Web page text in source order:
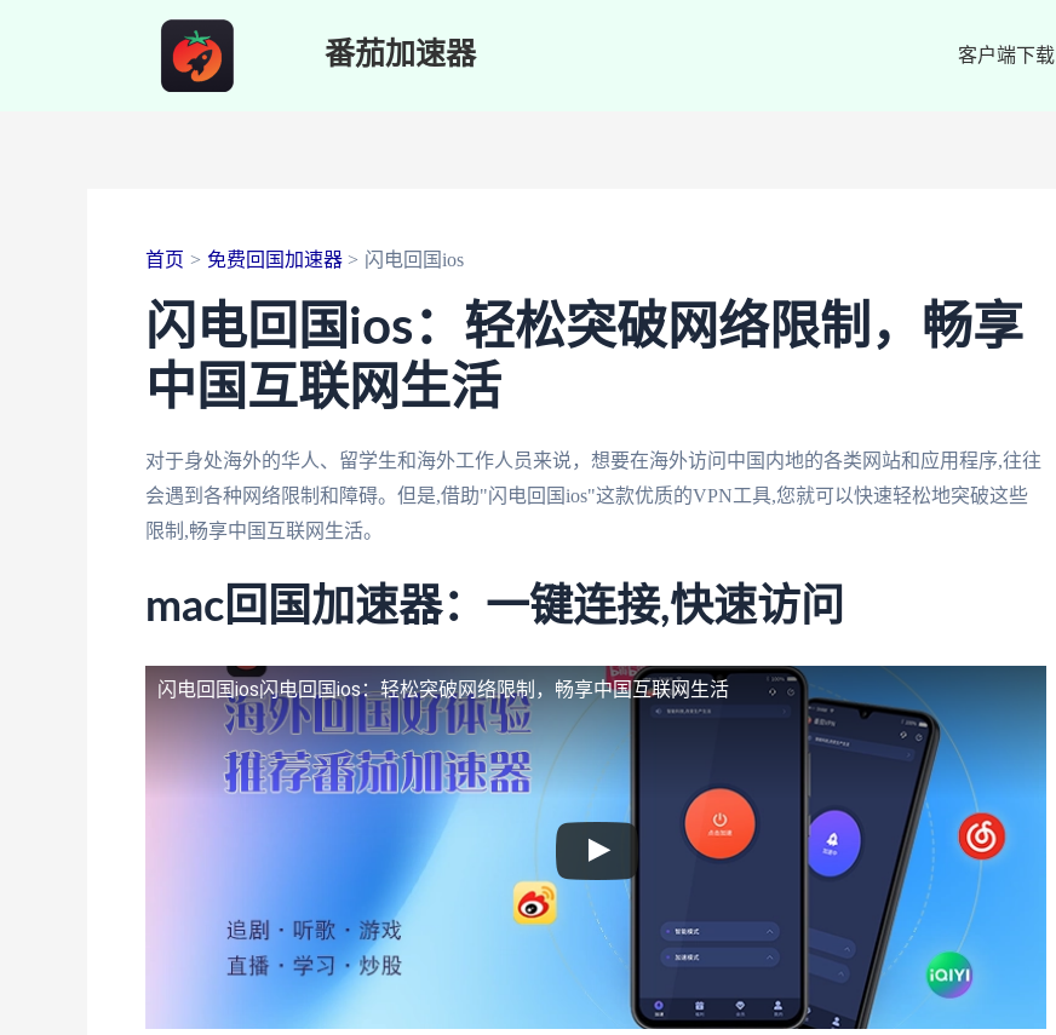
番茄加速器 客户端下载
首页 免费回国加速器 闪电回国ios
闪电回国ios：轻松突破网络限制，畅享
中国互联网生活
对于身处海外的华人、留学生和海外工作人员来说，想要在海外访问中国内地的各类网站和应用程序,往往
会遇到各种网络限制和障碍。但是,借助"闪电回国ios"这款优质的VPN工具,您就可以快速轻松地突破这些
限制,畅享中国互联网生活。
mac回国加速器：一键连接,快速访问
闪电回国ios闪电回国ios：轻松突破网络限制，畅享中国互联网生活